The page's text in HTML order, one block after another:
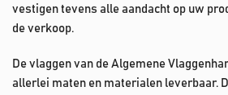
vestigen tevens alle aandacht op uw
de verkoop.
De vlaggen van de Algemene
allerlei maten en materialen leverbaar.